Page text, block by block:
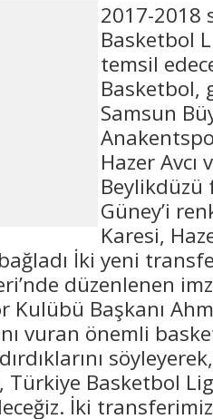
2017-2018
Basketbol
temsil
Basketbol,
Samsun
Hazer
Beylikdüzü
Güney’i
Karesi,
İki yeni
düzenlenen
Kulübü Başkanı
vuran önemli
Basketbol
İki